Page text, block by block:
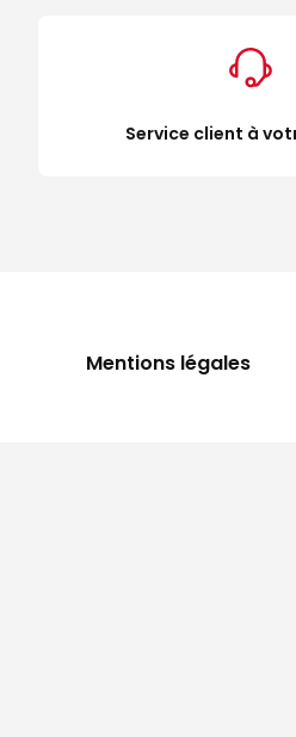
Service client à
Mentions légales